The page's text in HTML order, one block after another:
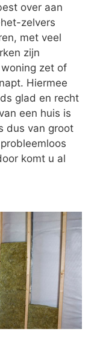
over aan
zelvers
met veel
zijn
zet of
Hiermee
glad en recht
een huis is
dus van groot
komt u al